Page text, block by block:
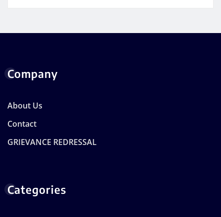
Company
About Us
Contact
GRIEVANCE REDRESSAL
Categories